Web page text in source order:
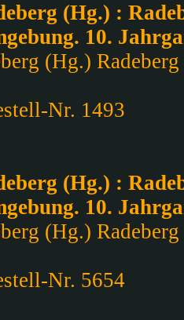
(Hg.) :
10.
(Hg.)
Nr. 1493
(Hg.) :
10.
(Hg.)
Nr. 5654